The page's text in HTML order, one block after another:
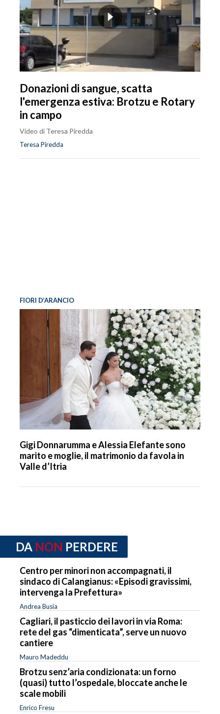
Donazioni di sangue, scatta
l'emergenza estiva: Brotzu e Rotary
in campo
Video di Teresa Piredda
Teresa Piredda
FIORI D’ARANCIO
Gigi Donnarumma e Alessia Elefante sono
marito e moglie, il matrimonio da favola in
Valle d’Itria
DA NON PERDERE
Centro per minori non accompagnati, il
sindaco di Calangianus: «Episodi gravissimi,
intervenga la Prefettura»
Andrea Busia
Cagliari, il pasticcio dei lavori in via Roma:
rete del gas “dimenticata”, serve un nuovo
cantiere
Mauro Madeddu
Brotzu senz’aria condizionata: un forno
(quasi) tutto l’ospedale, bloccate anche le
scale mobili
Enrico Fresu